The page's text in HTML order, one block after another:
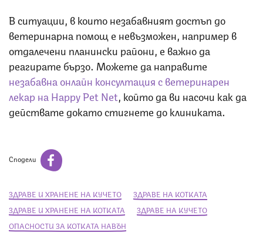
В ситуации, в които незабавният достъп до
ветеринарна помощ е невъзможен, например в
отдалечени планински райони, е важно да
реагирате бързо. Можете да направите
незабавна онлайн консултация с ветеринарен
лекар на Happy Pet Net, който да ви насочи как да
действате докато стигнете до клиниката.
Сподели
ЗДРАВЕ И ХРАНЕНЕ НА КУЧЕТО
ЗДРАВЕ НА КОТКАТА
ЗДРАВЕ И ХРАНЕНЕ НА КОТКАТА
ЗДРАВЕ НА КУЧЕТО
ОПАСНОСТИ ЗА КОТКАТА НАВЪН